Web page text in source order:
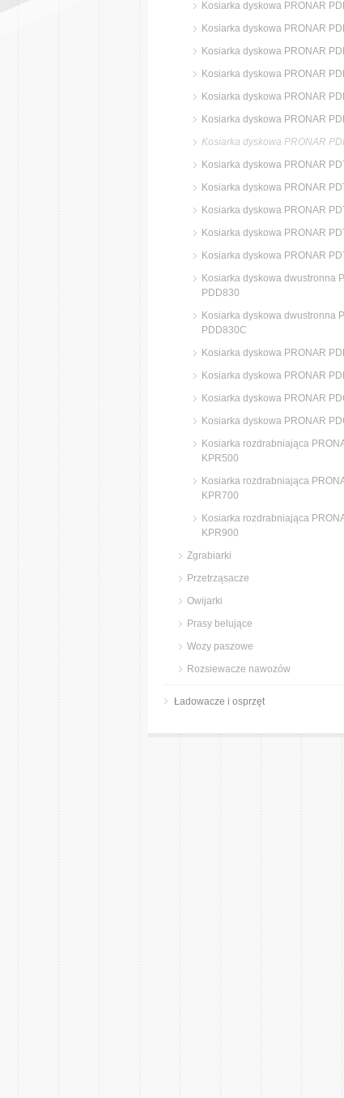
Kosiarka dyskowa PRONAR
Kosiarka dyskowa PRONAR
Kosiarka dyskowa PRONAR
Kosiarka dyskowa PRONAR
Kosiarka dyskowa PRONAR
Kosiarka dyskowa PRONAR
Kosiarka dyskowa PRONAR
Kosiarka dyskowa PRONAR
Kosiarka dyskowa PRONAR
Kosiarka dyskowa PRONAR
Kosiarka dyskowa PRONAR
Kosiarka dyskowa PRONAR
Kosiarka dyskowa dwustronna
PDD830
Kosiarka dyskowa dwustronna
PDD830C
Kosiarka dyskowa PRONAR
Kosiarka dyskowa PRONAR
Kosiarka dyskowa PRONAR
Kosiarka dyskowa PRONAR
Kosiarka rozdrabniająca
KPR500
Kosiarka rozdrabniająca
KPR700
Kosiarka rozdrabniająca
KPR900
Zgrabiarki
Przetrząsacze
Owijarki
Prasy belujące
Wozy paszowe
Rozsiewacze nawozów
Ładowacze i osprzęt